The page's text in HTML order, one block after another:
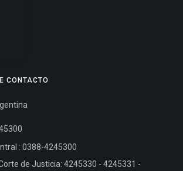
CONTACTO
: 0388-4245300
de Justicia: 4245330 - 4245331 -